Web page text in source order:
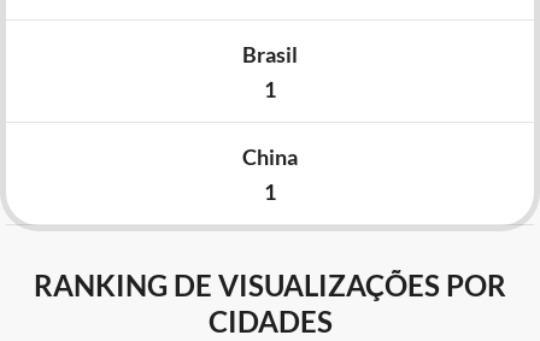
Brasil
1
China
1
RANKING DE VISUALIZAÇÕES POR
CIDADES